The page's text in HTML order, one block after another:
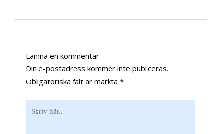
Lämna en kommentar
Din e-postadress kommer inte publiceras.
Obligatoriska fält är märkta*